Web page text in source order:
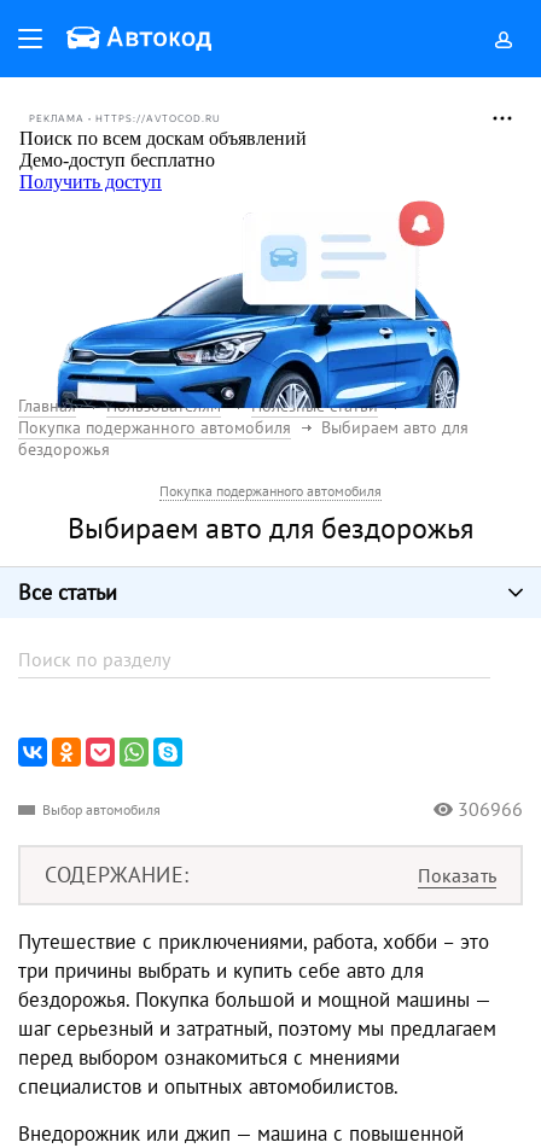
РЕКЛАМА • HTTPS://AVTOCOD.RU
Главная Пользователям
Полезные статьи
Покупка подержанного автомобиля
Выбираем авто для
бездорожья
Покупка подержанного автомобиля
Выбираем авто для бездорожья
Все статьи
Выбор автомобиля 306966
СОДЕРЖАНИЕ
Путешествие с приключениями, работа, хобби – это
три причины выбрать и купить себе авто для
бездорожья. Покупка большой и мощной машины —
шаг серьезный и затратный, поэтому мы предлагаем
перед выбором ознакомиться с мнениями
специалистов и опытных автомобилистов.
Внедорожник или джип — машина с повышенной